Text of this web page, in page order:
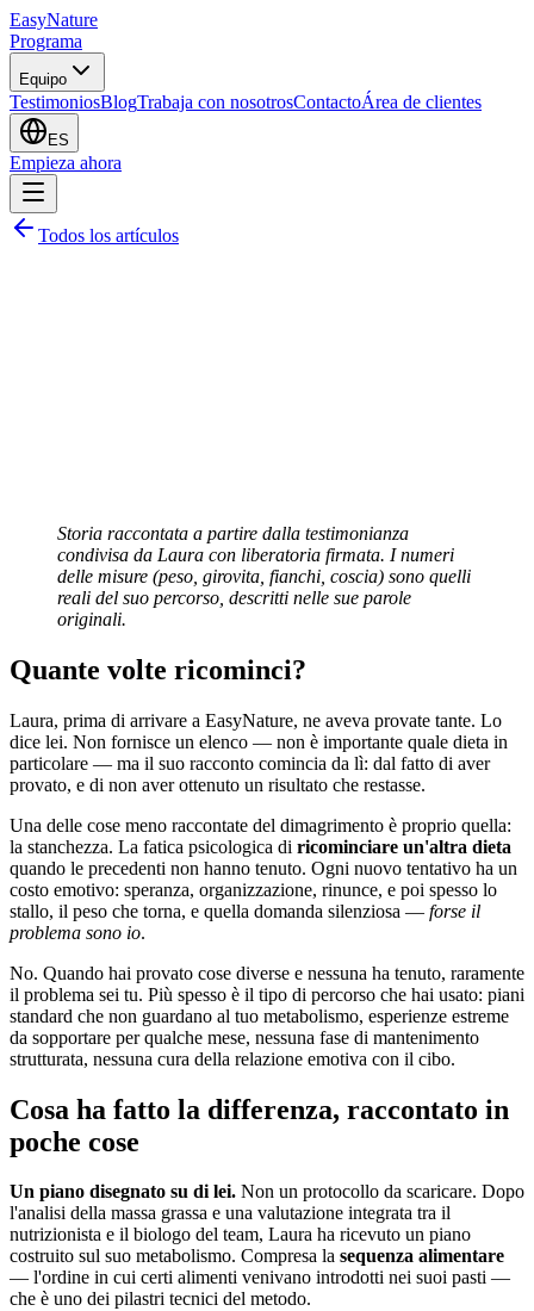
EasyNature
Programa
Equipo
TestimoniosBlogTrabaja con nosotrosContactoÁrea de clientes
ES
Empieza ahora
Todos los artículos
Storia raccontata a partire dalla testimonianza
condivisa da Laura con liberatoria firmata. I numeri
delle misure (peso, girovita, fianchi, coscia) sono quelli
reali del suo percorso, descritti nelle sue parole
originali.
Quante volte ricominci?
Laura, prima di arrivare a EasyNature, ne aveva provate tante. Lo
dice lei. Non fornisce un elenco — non è importante quale dieta in
particolare — ma il suo racconto comincia da lì: dal fatto di aver
provato, e di non aver ottenuto un risultato che restasse.
Una delle cose meno raccontate del dimagrimento è proprio quella:
la stanchezza. La fatica psicologica di ricominciare un'altra dieta
quando le precedenti non hanno tenuto. Ogni nuovo tentativo ha un
costo emotivo: speranza, organizzazione, rinunce, e poi spesso lo
stallo, il peso che torna, e quella domanda silenziosa — forse il
problema sono io.
No. Quando hai provato cose diverse e nessuna ha tenuto, raramente
il problema sei tu. Più spesso è il tipo di percorso che hai usato: piani
standard che non guardano al tuo metabolismo, esperienze estreme
da sopportare per qualche mese, nessuna fase di mantenimento
strutturata, nessuna cura della relazione emotiva con il cibo.
Cosa ha fatto la differenza, raccontato in
poche cose
Un piano disegnato su di lei. Non un protocollo da scaricare. Dopo
l'analisi della massa grassa e una valutazione integrata tra il
nutrizionista e il biologo del team, Laura ha ricevuto un piano
costruito sul suo metabolismo. Compresa la sequenza alimentare
— l'ordine in cui certi alimenti venivano introdotti nei suoi pasti —
che è uno dei pilastri tecnici del metodo.